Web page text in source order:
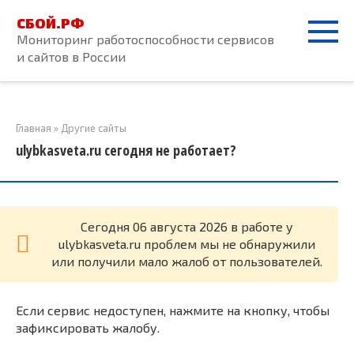
контенту
СБОЙ.РФ
Мониторинг работоспособности сервисов
и сайтов в России
Главная » Другие сайты
ulybkasveta.ru сегодня не работает?
Cегодня 06 августа 2026 в работе у
ulybkasveta.ru проблем мы не обнаружили
или получили мало жалоб от пользователей.
Если сервис недоступен, нажмите на кнопку, чтобы
зафиксировать жалобу.